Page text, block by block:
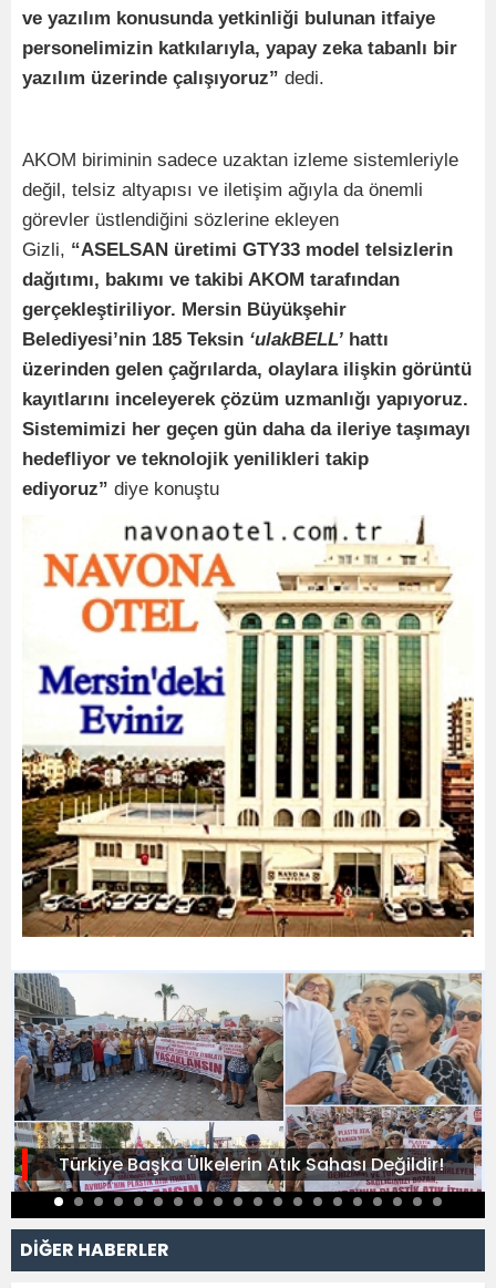
ve yazılım konusunda yetkinliği bulunan itfaiye
personelimizin katkılarıyla, yapay zeka tabanlı bir
yazılım üzerinde çalışıyoruz” dedi.
AKOM biriminin sadece uzaktan izleme sistemleriyle
değil, telsiz altyapısı ve iletişim ağıyla da önemli
görevler üstlendiğini sözlerine ekleyen
Gizli, “ASELSAN üretimi GTY33 model telsizlerin
dağıtımı, bakımı ve takibi AKOM tarafından
gerçekleştiriliyor. Mersin Büyükşehir
Belediyesi’nin 185 Teksin ‘ulakBELL’ hattı
üzerinden gelen çağrılarda, olaylara ilişkin görüntü
kayıtlarını inceleyerek çözüm uzmanlığı yapıyoruz.
Sistemimizi her geçen gün daha da ileriye taşımayı
hedefliyor ve teknolojik yenilikleri takip
ediyoruz” diye konuştu
Türkiye Başka Ülkelerin Atık Sahası Değildir!
DİĞER HABERLER